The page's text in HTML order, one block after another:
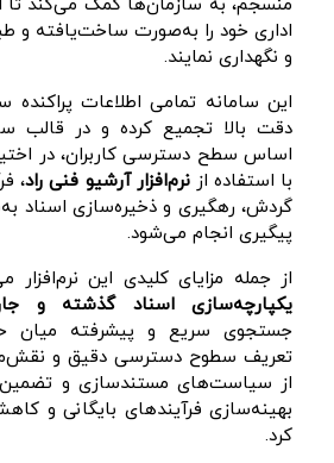
اداری خود را به‌صورت ساخت‌یافته و
و نگهداری نمایند.
این سامانه تمامی اطلاعات
دقت بالا تجمیع کرده و در قالب
اساس سطح دسترسی کاربران، در
با استفاده ازنرم‌افزار آرشیو فنی راد،
گردش، رهگیری و ذخیره‌سازی اسناد
پیگیری انجام می‌شود.
از جمله مزایای کلیدی این نرم‌افزار
یکپارچه‌سازی اسناد گذشته و
جستجوی سریع و پیشرفته میان
تعریف سطوح دسترسی دقیق و
از سیاست‌های مستندسازی و
بهینه‌سازی فرآیندهای بایگانی و
کرد.